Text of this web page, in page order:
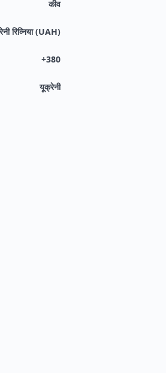
कीव
रिव्निया (UAH)
+380
यूक्रेनी